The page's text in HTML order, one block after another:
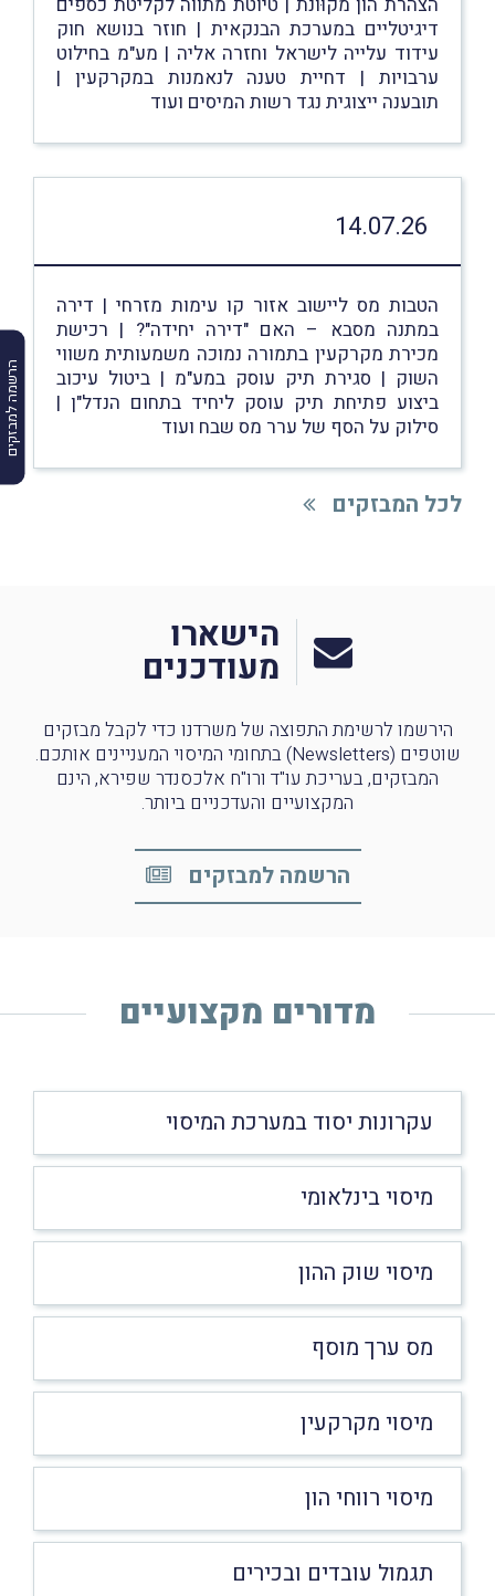
הרשמה למבזקים
דיגיטליים במערכת הבנקאית | חוזר בנושא חוק
עידוד עלייה לישראל וחזרה אליה | מע"מ בחילוט
ערבויות | דחיית טענה לנאמנות במקרקעין |
תובענה ייצוגית נגד רשות המיסים ועוד
14.07.26
הטבות מס ליישוב אזור קו עימות מזרחי | דירה
במתנה מסבא – האם "דירה יחידה"? | רכישת
מכירת מקרקעין בתמורה נמוכה משמעותית משווי
השוק | סגירת תיק עוסק במע"מ | ביטול עיכוב
ביצוע פתיחת תיק עוסק ליחיד בתחום הנדל"ן |
סילוק על הסף של ערר מס שבח ועוד
לכל המבזקים
הישארו
מעודכנים
הירשמו לרשימת התפוצה של משרדנו כדי לקבל מבזקים
שוטפים (Newsletters) בתחומי המיסוי המעניינים אותכם.
המבזקים, בעריכת עו"ד ורו"ח אלכסנדר שפירא, הינם
המקצועיים והעדכניים ביותר.
הרשמה למבזקים
מדורים מקצועיים
עקרונות יסוד במערכת המיסוי
מיסוי בינלאומי
מיסוי שוק ההון
מס ערך מוסף
מיסוי מקרקעין
מיסוי רווחי הון
תגמול עובדים ובכירים